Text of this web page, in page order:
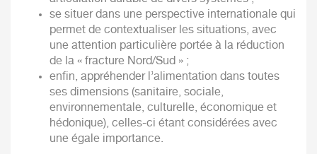
se situer dans une perspective internationale qui
permet de contextualiser les situations, avec
une attention particulière portée à la réduction
de la « fracture Nord/Sud » ;
enfin, appréhender l’alimentation dans toutes
ses dimensions (sanitaire, sociale,
environnementale, culturelle, économique et
hédonique), celles-ci étant considérées avec
une égale importance.